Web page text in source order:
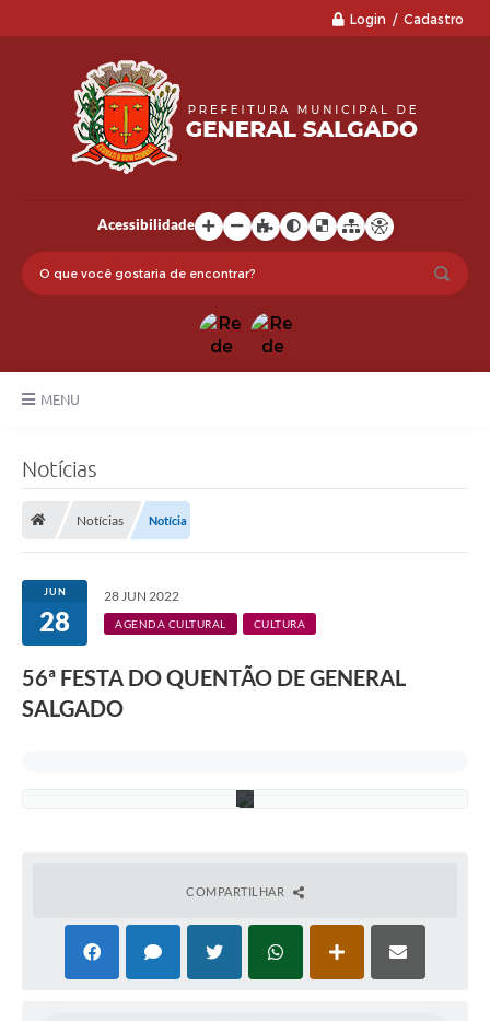
Login / Cadastro
Acessibilidade
MENU
Secretarias
Editais
Notícias
Notícias Notícia
JUN
28
28 JUN 2022
AGENDA CULTURAL CULTURA
56ª FESTA DO QUENTÃO DE GENERAL
SALGADO
COMPARTILHAR